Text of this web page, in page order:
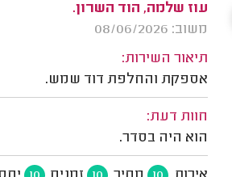
עוז שלמה, הוד השרון.
משוב: 08/06/2026
תיאור השירות:
אספקת והחלפת דוד שמש.
חוות דעת:
הוא היה בסדר.